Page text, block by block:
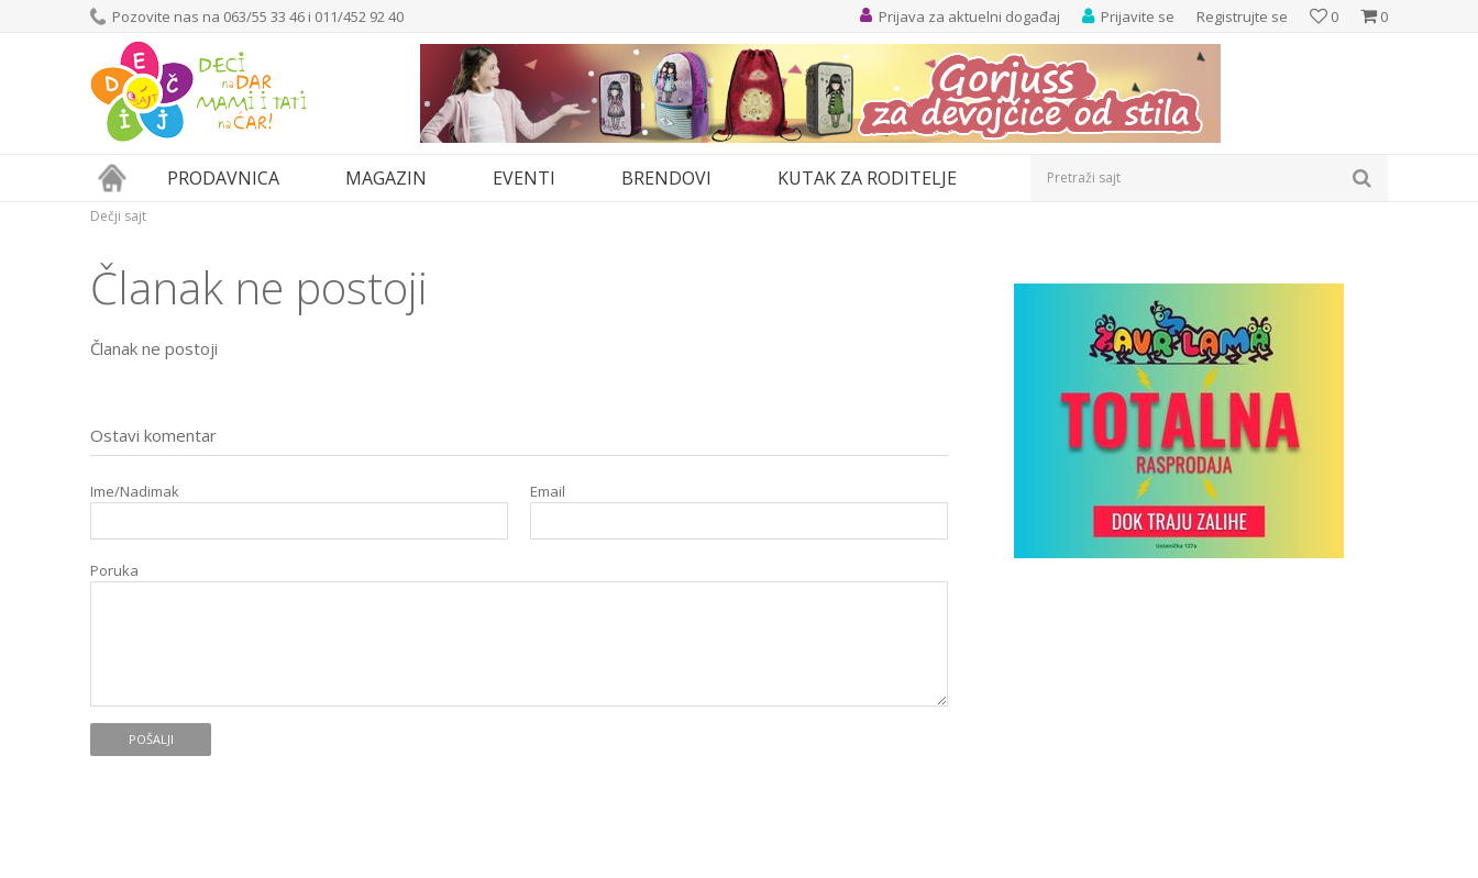
Pozovite nas na 063/55 33 46 i 011/452 92 40 0
0
Prijavite se Registrujte se
Prijava za aktuelni događaj
PRODAVNICA MAGAZIN EVENTI BRENDOVI KUTAK ZA RODITELJE Pretraži sajt
Dečji sajt
Članak ne postoji
Članak ne postoji
Ostavi komentar
Ime/Nadimak Email
Poruka
POŠALJI